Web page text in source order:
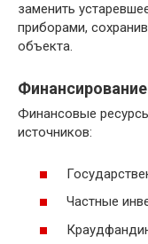
заменить
приборами,
объекта.
Финансовые
источников:
Частные